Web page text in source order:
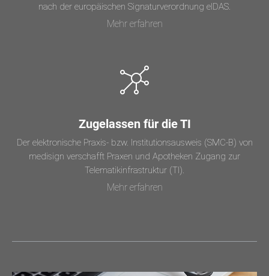
nach der europäischen Signaturverordnung eIDAS.
Mehr erfahren
Zugelassen für die TI
Der elektronische Praxis- bzw. Institutionsausweis (SMC-B) von
medisign verschafft Praxen und Apotheken Zugang zur
Telematikinfrastruktur (TI).
Mehr erfahren